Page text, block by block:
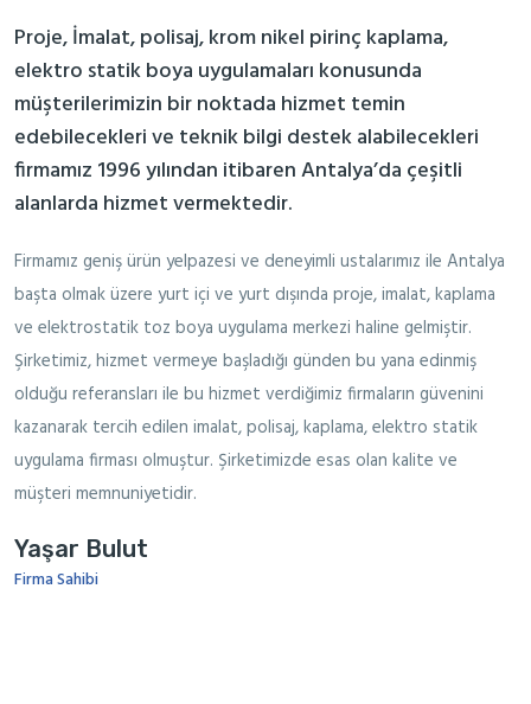
Proje, İmalat, polisaj, krom nikel pirinç kaplama,
elektro statik boya uygulamaları konusunda
müşterilerimizin bir noktada hizmet temin
edebilecekleri ve teknik bilgi destek alabilecekleri
firmamız 1996 yılından itibaren Antalya’da çeşitli
alanlarda hizmet vermektedir.
Firmamız geniş ürün yelpazesi ve deneyimli ustalarımız ile Antalya
başta olmak üzere yurt içi ve yurt dışında proje, imalat, kaplama
ve elektrostatik toz boya uygulama merkezi haline gelmiştir.
Şirketimiz, hizmet vermeye başladığı günden bu yana edinmiş
olduğu referansları ile bu hizmet verdiğimiz firmaların güvenini
kazanarak tercih edilen imalat, polisaj, kaplama, elektro statik
uygulama firması olmuştur. Şirketimizde esas olan kalite ve
müşteri memnuniyetidir.
Yaşar Bulut
Firma Sahibi